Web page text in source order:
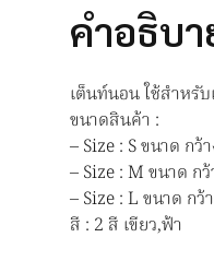
คำอธิบา
เต็นท์นอน ใช้สำหรั
ขนาดสินค้า :
– Size : S ขนาด ก
– Size : M ขนาด ก
– Size : L ขนาด ก
สี : 2 สี เขียว,ฟ้า